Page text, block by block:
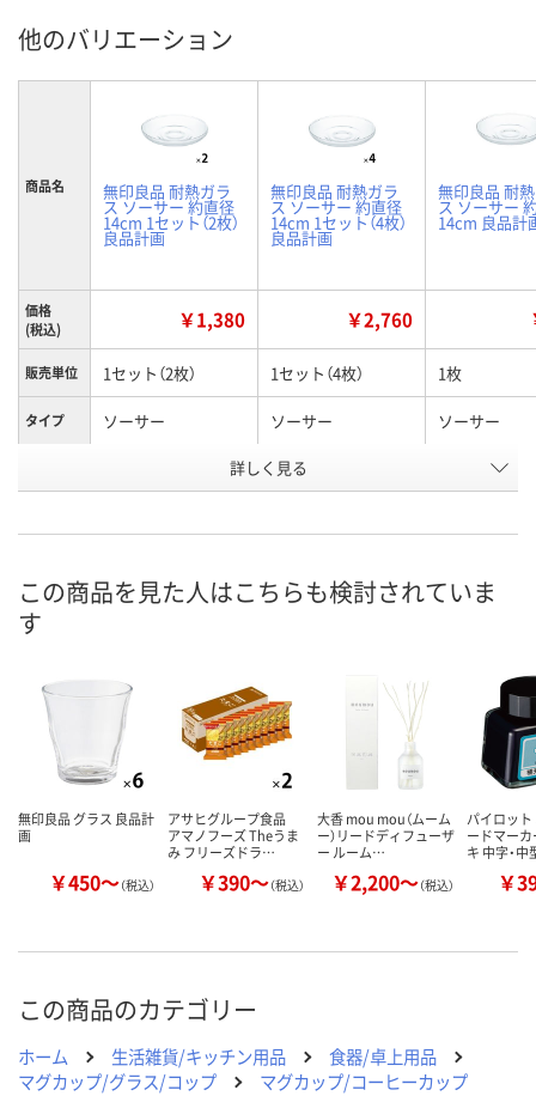
他のバリエーション
商品名 無印良品 耐熱ガラ
ス ソーサー 約直径
14cm 1セット（2枚）
良品計画
無印良品 耐熱ガラ
ス ソーサー 約直径
14cm 1セット（4枚）
良品計画
無印良品 耐
ス ソーサー
14cm 良品計
価格
(税込)
￥1,380 ￥2,760
販売単位 1セット（2枚） 1セット（4枚） 1枚
タイプ ソーサー ソーサー ソーサー
EH29162 EH29142
8月8日（土）
カゴへ カ
詳しく見る
この商品を見た人はこちらも検討されていま
す
無印良品 グラス 良品計
画
￥450～（税込）
アサヒグループ食品
アマノフーズ Theうま
み フリーズドラ…
￥390～（税込）
大香 mou mou（ムーム
ー）リードディフューザ
ー ルーム…
￥2,200～（税込）
パイロッ
ードマー
キ 中字・
￥
この商品のカテゴリー
ホーム 生活雑貨/キッチン用品
食器/卓上用品
マグカップ/グラス/コップ
マグカップ/コーヒーカップ